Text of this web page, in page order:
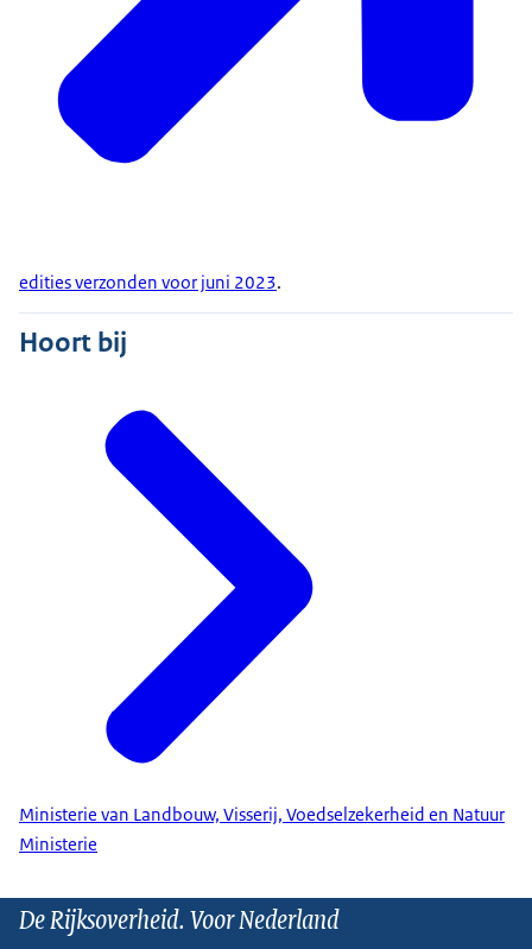
edities verzonden voor juni 2023.
Hoort bij
Ministerie van Landbouw, Visserij, Voedselzekerheid en Natuur
Ministerie
De Rijksoverheid. Voor Nederland